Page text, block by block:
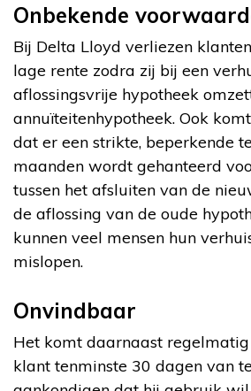
Onbekende
Bij Delta Lloyd verliezen
lage rente zodra zij bij een
aflossingsvrije hypotheek
annuïteitenhypotheek. Ook
dat er een strikte, beperkende
maanden wordt gehanteerd
tussen het afsluiten van de
de aflossing van de oude
kunnen veel mensen hun
mislopen.
Onvindbaar
Het komt daarnaast
klant tenminste 30 dagen van